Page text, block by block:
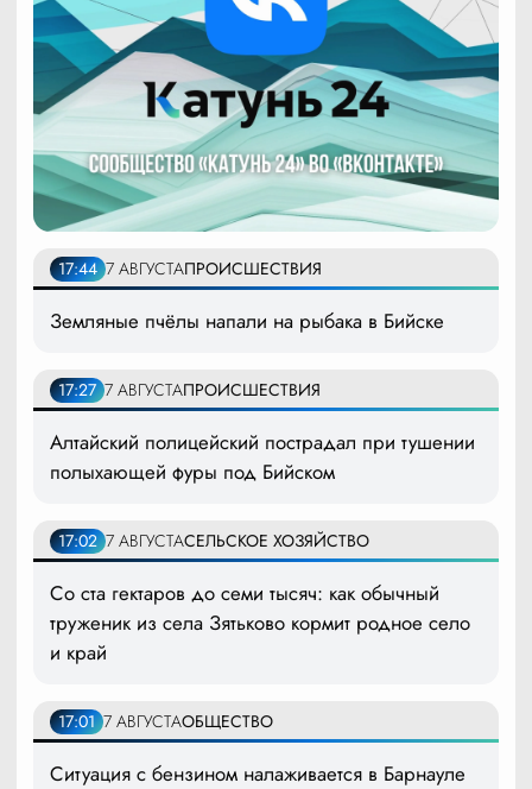
17:44 7 АВГУСТАПРОИСШЕСТВИЯ
Земляные пчёлы напали на рыбака в Бийске
17:27 7 АВГУСТАПРОИСШЕСТВИЯ
Алтайский полицейский пострадал при тушении
полыхающей фуры под Бийском
17:02 7 АВГУСТАСЕЛЬСКОЕ ХОЗЯЙСТВО
Со ста гектаров до семи тысяч: как обычный
труженик из села Зятьково кормит родное село
и край
17:01 7 АВГУСТАОБЩЕСТВО
Ситуация с бензином налаживается в Барнауле